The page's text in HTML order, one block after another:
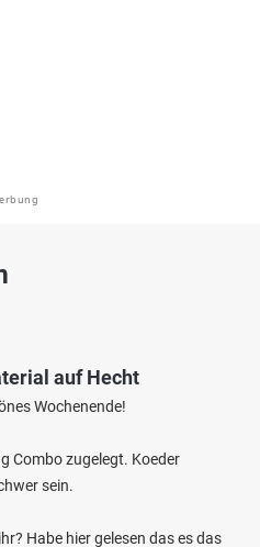
auf Hecht
Wochenende!
Combo zugelegt. Koeder
sein.
Habe hier gelesen das es das